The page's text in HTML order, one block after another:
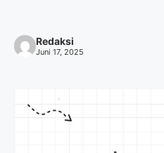
Redaksi
Juni 17, 2025